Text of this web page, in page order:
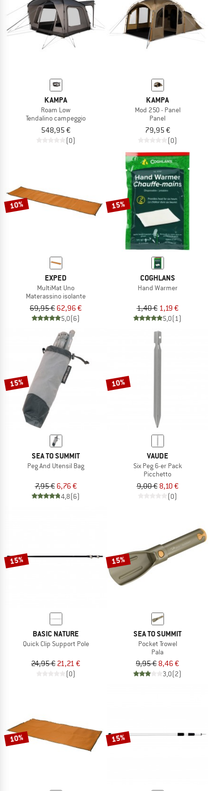
KAMPA
Roam Low
Tendalino campeggio
548,95 €
(0)
KAMPA
Mod 250 - Panel
Panel
79,95 €
(0)
10%
EXPED
MultiMat Uno
Materassino isolante
69,95 € 62,96 €
5,0(6)
15%
COGHLANS
Hand Warmer
1,40 € 1,19 €
5,0(1)
15%
SEA TO SUMMIT
Peg And Utensil Bag
7,95 € 6,76 €
4,8(6)
10%
VAUDE
Six Peg 6-er Pack
Picchetto
9,00 € 8,10 €
(0)
15%
BASIC NATURE
Quick Clip Support Pole
24,95 € 21,21 €
(0)
15%
SEA TO SUMMIT
Pocket Trowel
Pala
9,95 € 8,46 €
3,0(2)
10% 15%